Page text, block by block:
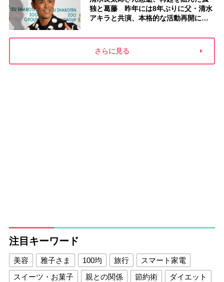
独と葛藤 昨年には8年ぶりに父・清水
アキラと共演、本格的な活動再開に向
「不安定なところ」
さらに見る
注目キーワード
美容 雅子さま 100均 旅行
スマート家電
スイーツ・お菓子
親との関係 節約術
ダイエット